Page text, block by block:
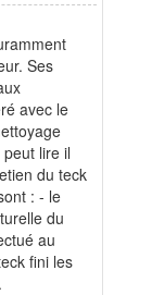
Ses
avec le
lire il
du teck
: - le
du
au
fini les